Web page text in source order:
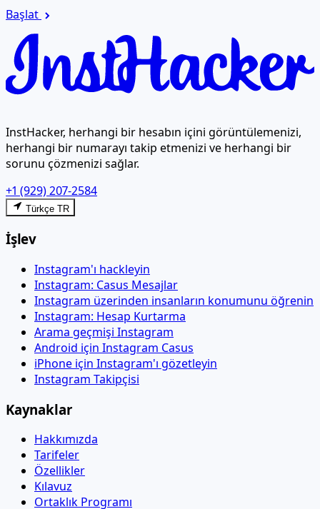
Başlat
InstHacker, herhangi bir hesabın içini görüntülemenizi,
herhangi bir numarayı takip etmenizi ve herhangi bir
sorunu çözmenizi sağlar.
+1 (929) 207-2584
Türkçe TR
İşlev
Instagram'ı hackleyin
Instagram: Casus Mesajlar
Instagram üzerinden insanların konumunu öğrenin
Instagram: Hesap Kurtarma
Arama geçmişi Instagram
Android için Instagram Casus
iPhone için Instagram'ı gözetleyin
Instagram Takipçisi
Kaynaklar
Hakkımızda
Tarifeler
Özellikler
Kılavuz
Ortaklık Programı